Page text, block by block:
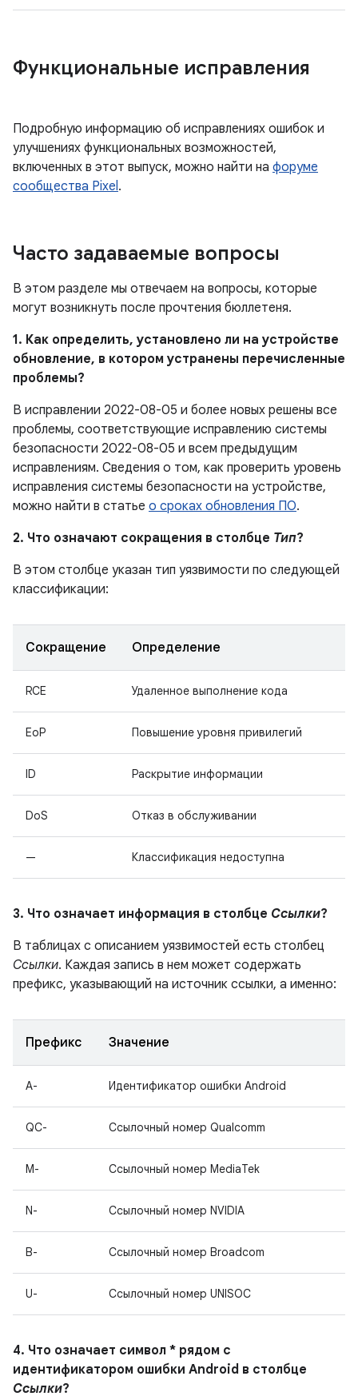
Функциональные исправления
Подробную информацию об исправлениях ошибок и
улучшениях функциональных возможностей,
включенных в этот выпуск, можно найти на форуме
сообщества Pixel.
Часто задаваемые вопросы
В этом разделе мы отвечаем на вопросы, которые
могут возникнуть после прочтения бюллетеня.
1. Как определить, установлено ли на устройстве
обновление, в котором устранены перечисленные
проблемы?
В исправлении 2022-08-05 и более новых решены все
проблемы, соответствующие исправлению системы
безопасности 2022-08-05 и всем предыдущим
исправлениям. Сведения о том, как проверить уровень
исправления системы безопасности на устройстве,
можно найти в статье о сроках обновления ПО.
2. Что означают сокращения в столбце Тип?
В этом столбце указан тип уязвимости по следующей
классификации:
Сокращение Определение
RCE Удаленное выполнение кода
EoP Повышение уровня привилегий
ID Раскрытие информации
DoS Отказ в обслуживании
— Классификация недоступна
3. Что означает информация в столбце Ссылки?
В таблицах с описанием уязвимостей есть столбец
Ссылки. Каждая запись в нем может содержать
префикс, указывающий на источник ссылки, а именно:
Префикс Значение
A- Идентификатор ошибки Android
QC- Ссылочный номер Qualcomm
M- Ссылочный номер MediaTek
N- Ссылочный номер NVIDIA
B- Ссылочный номер Broadcom
U- Ссылочный номер UNISOC
4. Что означает символ * рядом с
идентификатором ошибки Android в столбце
Ссылки?